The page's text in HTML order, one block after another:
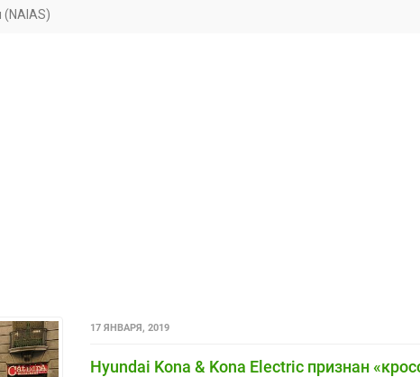
(NAIAS)
17 ЯНВАРЯ, 2019
Hyundai Kona & Kona Electric признан